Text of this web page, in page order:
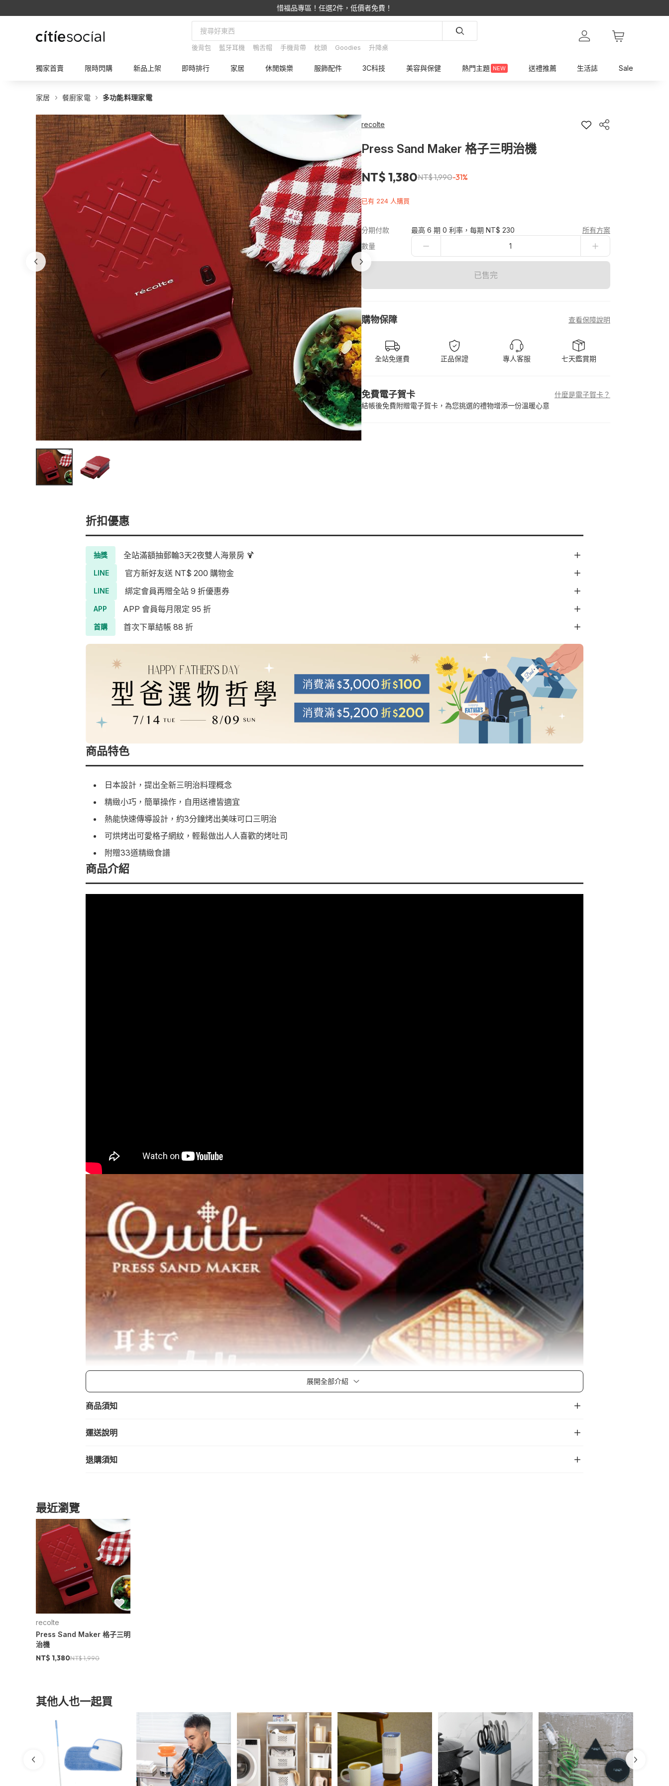
惜福品專區！任選2件，低價者免費！
後背包 藍牙耳機 鴨舌帽 手機背帶 枕頭 Goodies 升降桌
獨家首賣 限時閃購 新品上架 即時排行 家居 休閒娛樂 服飾配件 3C科技 美容與保健 熱門主題 NEW 送禮推薦 生活誌 Sale
家居 餐廚家電 多功能料理家電
recolte
Press Sand Maker 格子三明治機
NT$ 1,380NT$ 1,990-31%
已有 224 人購買
分期付款 最高 6 期 0 利率，每期 NT$ 230
所有方案
數量
1
已售完
購物保障 查看保障說明
全站免運費 正品保證 專人客服 七天鑑賞期
免費電子賀卡
什麼是電子賀卡？
結帳後免費附贈電子賀卡，為您挑選的禮物增添一份溫暖心意
折扣優惠
抽獎 全站滿額抽郵輪3天2夜雙人海景房 🍹
LINE 官方新好友送 NT$ 200 購物金
LINE 綁定會員再贈全站 9 折優惠券
APP APP 會員每月限定 95 折
首購 首次下單結帳 88 折
商品特色
日本設計，提出全新三明治料理概念
精緻小巧，簡單操作，自用送禮皆適宜
熱能快速傳導設計，約3分鐘烤出美味可口三明治
可烘烤出可愛格子網紋，輕鬆做出人人喜歡的烤吐司
附贈33道精緻食譜
商品介紹
展開全部介紹
商品須知
運送說明
退購須知
最近瀏覽
recolte
Press Sand Maker 格子三明
治機
NT$ 1,380NT$ 1,990
其他人也一起買